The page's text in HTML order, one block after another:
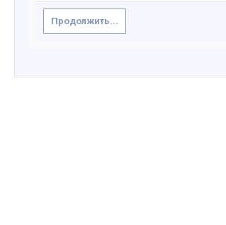
Продолжить...